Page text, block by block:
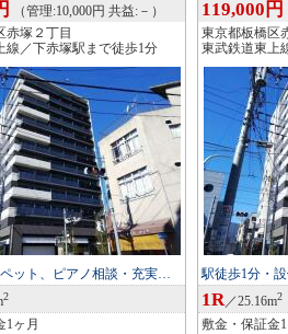
（管理:10,000円 共益:－）
赤塚２丁目
線／下赤塚駅まで徒歩1分
ット、ピアノ相談・充実…
2
1ヶ月
119,000円
東京都板橋区
東武鉄道東上
駅徒歩1分・
1R／25.16m2
敷金・保証金